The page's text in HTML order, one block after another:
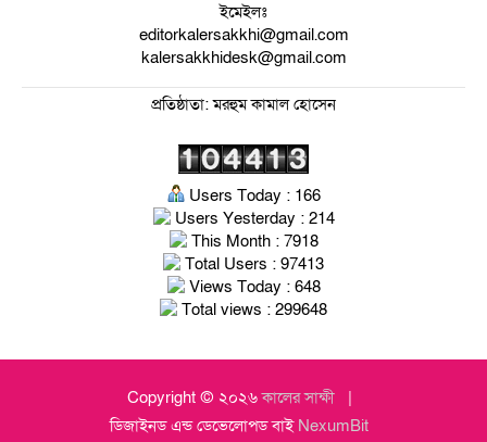
ইমেইলঃ
editorkalersakkhi@gmail.com
kalersakkhidesk@gmail.com
প্রতিষ্ঠাতা: মরহুম কামাল হোসেন
Users Today : 166
Users Yesterday : 214
This Month : 7918
Total Users : 97413
Views Today : 648
Total views : 299648
Copyright © ২০২৬কালের সাক্ষী
ডিজাইনড এন্ড ডেভেলোপড বাই NexumBit